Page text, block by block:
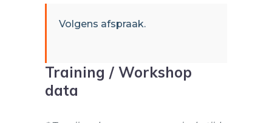
Volgens afspraak.
Training / Workshop
data